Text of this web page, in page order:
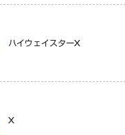
ハイウェイスターX
X